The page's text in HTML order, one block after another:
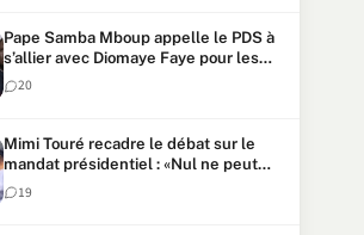
Pape Samba Mboup appelle le PDS à
s’allier avec Diomaye Faye pour les
locales et tacle Sonko
20
Mimi Touré recadre le débat sur le
mandat présidentiel : «Nul ne peut
faire plus de deux mandats
consécutifs de 5 ans»
19